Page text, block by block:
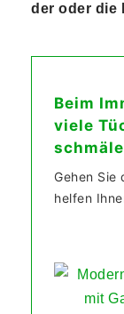
der oder die
Beim
viele
Gehen Sie
helfen